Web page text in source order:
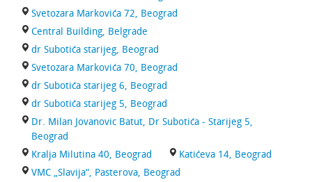
Svetozara Markovića 72, Beograd
Central Building, Belgrade
dr Subotića starijeg, Beograd
Svetozara Markovića 70, Beograd
dr Subotića starijeg 6, Beograd
dr Subotića starijeg 5, Beograd
Dr. Milan Jovanovic Batut, Dr Subotića - Starijeg 5,
Beograd
Kralja Milutina 40, Beograd
Katićeva 14, Beograd
VMC „Slavija“, Pasterova, Beograd